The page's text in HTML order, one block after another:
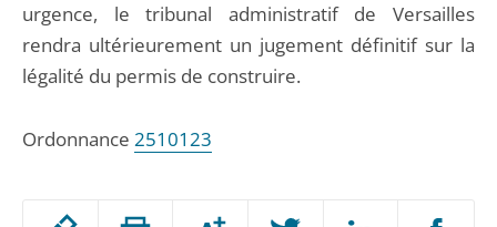
Passer
urgence, le tribunal administratif de Versailles
rendra ultérieurement un jugement définitif sur la
légalité du permis de construire.
Ordonnance 2510123